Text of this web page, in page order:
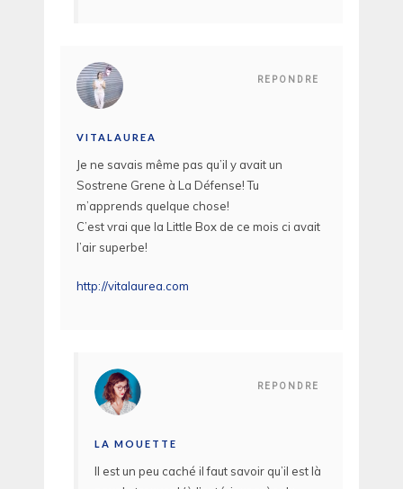
REPONDRE
VITALAUREA
Je ne savais même pas qu’il y avait un
Sostrene Grene à La Défense! Tu
m’apprends quelque chose!
C’est vrai que la Little Box de ce mois ci avait
l’air superbe!
http://vitalaurea.com
REPONDRE
LA MOUETTE
Il est un peu caché il faut savoir qu’il est là